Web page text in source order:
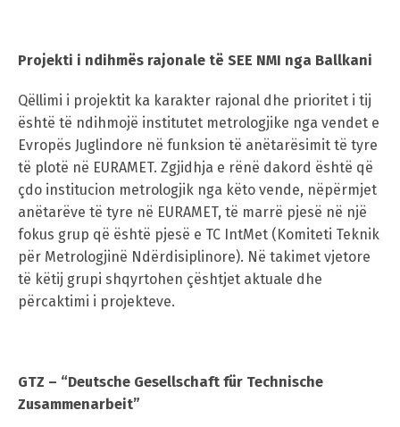
Projekti i ndihmës rajonale të SEE NMI nga Ballkani
Qëllimi i projektit ka karakter rajonal dhe prioritet i tij
është të ndihmojë institutet metrologjike nga vendet e
Evropës Juglindore në funksion të anëtarësimit të tyre
të plotë në EURAMET. Zgjidhja e rënë dakord është që
çdo institucion metrologjik nga këto vende, nëpërmjet
anëtarëve të tyre në EURAMET, të marrë pjesë në një
fokus grup që është pjesë e TC IntMet (Komiteti Teknik
për Metrologjinë Ndërdisiplinore). Në takimet vjetore
të këtij grupi shqyrtohen çështjet aktuale dhe
përcaktimi i projekteve.
GTZ – “Deutsche Gesellschaft für Technische
Zusammenarbeit”
македонски Albanian
English